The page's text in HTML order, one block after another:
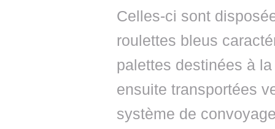
Celles-ci sont
roulettes bleus
palettes destinées à
ensuite transportées
système de